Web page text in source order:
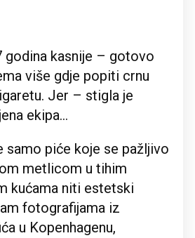
godina kasnije – gotovo
više gdje popiti crnu
Jer – stigla je
ekipa…
samo piće koje se pažljivo
metlicom u tihim
kućama niti estetski
fotografijama iz
u Kopenhagenu,